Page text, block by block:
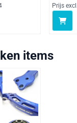
Prijs
items